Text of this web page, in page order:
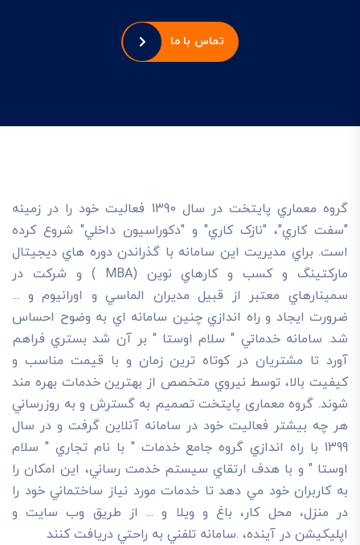
تماس با ما
گروه معماري پايتخت در سال 1390 فعاليت خود را در زمينه
"سفت کاري"، "نازک کاري" و "دکوراسيون داخلي" شروع کرده
است. براي مديريت اين سامانه با گذراندن دوره هاي ديجيتال
مارکتينگ و کسب و کارهاي نوين (MBA ) و شرکت در
سمينارهاي معتبر از قبيل مديران الماسي و اورانيوم و ...
ضرورت ايجاد و راه اندازي چنين سامانه اي به وضوح احساس
شد. سامانه خدماتي " سلام اوستا " بر آن شد بستري فراهم
آورد تا مشتريان در کوتاه ترين زمان و با قيمت مناسب و
کيفيت بالا، توسط نيروي متخصص از بهترين خدمات بهره مند
شوند. گروه معماری پایتخت تصميم به گسترش و به روزرساني
هر چه بيشتر فعاليت خود در سامانه آنلاين گرفت و در سال
1399 با راه اندازي گروه جامع خدمات " با نام تجاري " سلام
اوستا " و با هدف ارتقاي سيستم خدمت رساني، اين امکان را
به کاربران خود مي دهد تا خدمات مورد نياز ساختماني خود را
در منزل، محل کار، باغ و ويلا و ... از طريق وب سايت و
اپليکيشن در آينده، .سامانه تلفني به راحتي دريافت کنند